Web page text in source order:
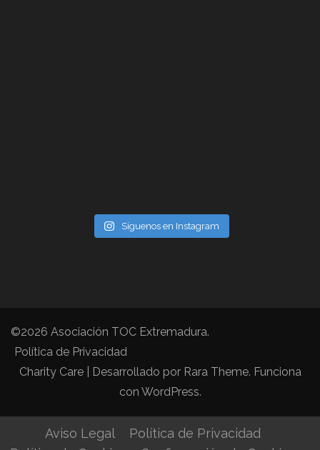
Síguenos en Instagram
©2026 Asociación TOC Extremadura.
Política de Privacidad
Charity Care | Desarrollado por Rara Theme. Funciona
con WordPress.
Aviso Legal
Política de Privacidad